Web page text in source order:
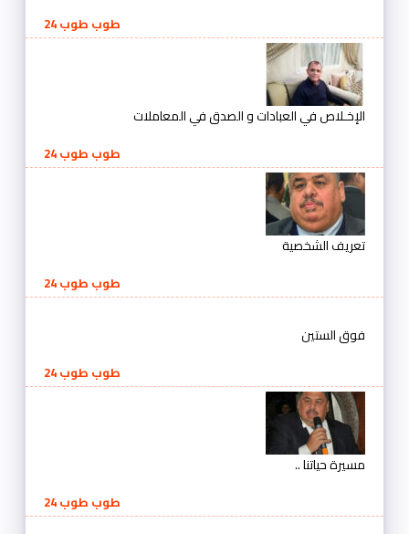
طوب طوب 24
الإخـلاص في العبادات و الصدق في المعاملات
طوب طوب 24
تعريف الشخصية
طوب طوب 24
فوق الستين
طوب طوب 24
مسيرة حياتنا ..
طوب طوب 24